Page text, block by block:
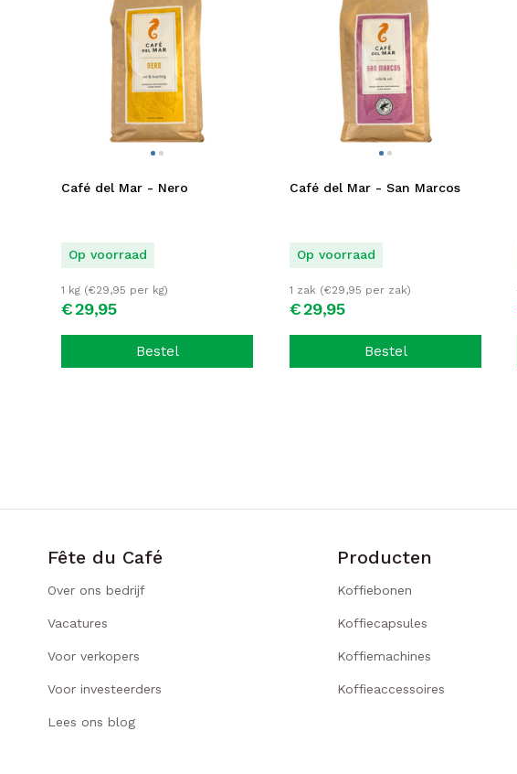
Café del Mar - Nero
Op voorraad
€29,95
1 kg (€29,95 per kg)
Bestel
Café del Mar - San Marcos
Op voorraad
€29,95
1 zak (€29,95 per zak)
Bestel
Fête du Café
Over ons bedrijf
Vacatures
Voor verkopers
Voor investeerders
Lees ons blog
Producten
Koffiebonen
Koffiecapsules
Koffiemachines
Koffieaccessoires